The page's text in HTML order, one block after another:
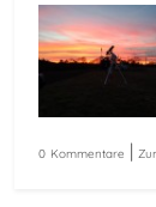
0 Kommentare |